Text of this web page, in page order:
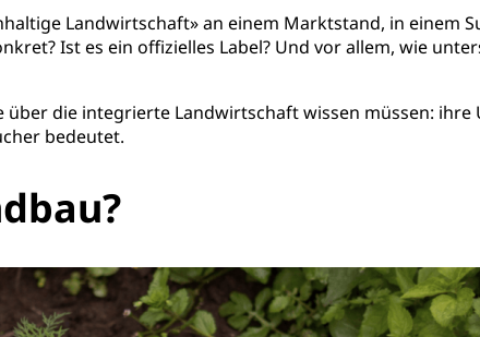
Landwirtschaft» an einem Marktstand, in einem
Ist es ein offizielles Label? Und vor allem, wie
über die integrierte Landwirtschaft wissen müssen:
bedeutet.